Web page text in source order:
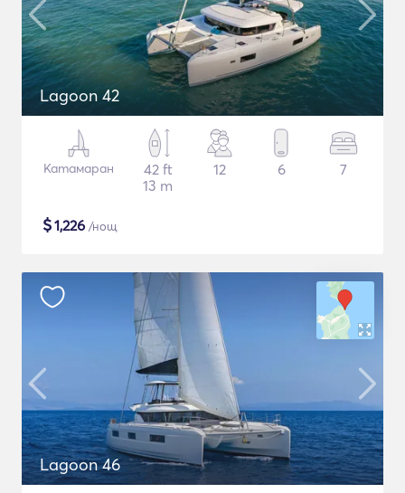
Lagoon 42
Катамаран
42 ft
13 m
12 6 7
$1,226 /нощ
Lagoon 46